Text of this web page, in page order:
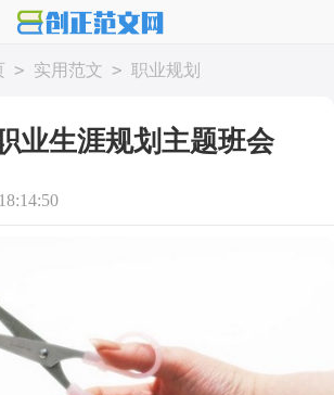
> 实用范文 > 职业规划
业生涯规划主题班会